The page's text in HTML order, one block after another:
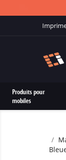
Produits pour
mobiles